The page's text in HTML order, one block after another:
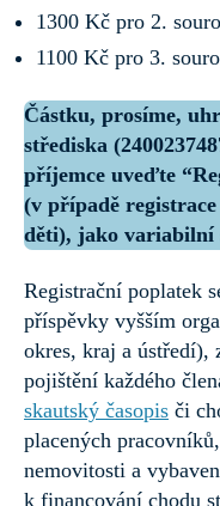
1300 Kč pro 2.
1100 Kč pro 3.
Částku, prosíme,
střediska
příjemce uveďte
(v případě
děti), jako variabilní
Registrační poplatek
příspěvky vyšším
okres, kraj a ústředí),
pojištění každého
skautský časopis či
placených
nemovitosti a
k financování chodu